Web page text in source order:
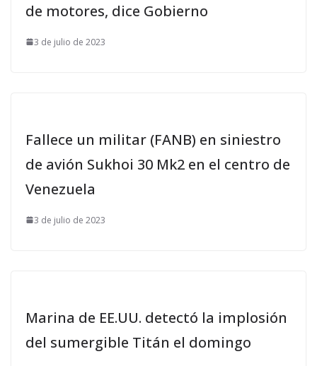
de motores, dice Gobierno
3 de julio de 2023
Fallece un militar (FANB) en siniestro
de avión Sukhoi 30 Mk2 en el centro de
Venezuela
3 de julio de 2023
Marina de EE.UU. detectó la implosión
del sumergible Titán el domingo